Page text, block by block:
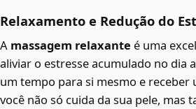
Relaxamento e Redução do
A massagem relaxante é uma
aliviar o estresse acumulado no dia
um tempo para si mesmo e receber
você não só cuida da sua pele, mas